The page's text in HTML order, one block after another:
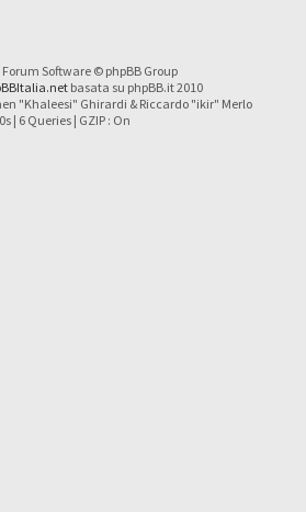
Forum Software © phpBB Group
basata su phpBB.it 2010
"Khaleesi" Ghirardi & Riccardo "ikir" Merlo
| 6 Queries | GZIP : On